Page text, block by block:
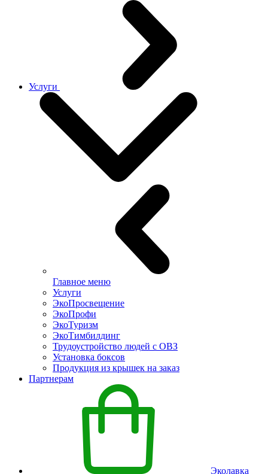
Услуги
Главное меню
Услуги
ЭкоПросвещение
ЭкоПрофи
ЭкоТуризм
ЭкоТимбилдинг
Трудоустройство людей с ОВЗ
Установка боксов
Продукция из крышек на заказ
Партнерам
Эколавка